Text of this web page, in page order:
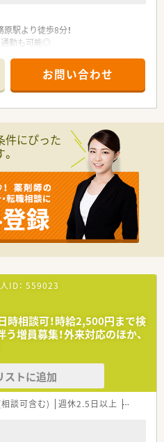
人が全面的にバックアップするた
価値の高い薬剤師へ成長できます。
駅より徒歩8分！
通勤も可能◎
しており、キッズスペース完備。
されますので、
なく、子育て経験も活かしていただ
ます ／
給！
、しっかりオンオフ切り替えられま
をサポートしあう風土があり、
ぼ100％！
グを取り入れており、
ます。
の勉強会・新薬勉強会・
研修など、
体制も充実◎
2001年4月に経営等統合を経て発
店舗ほど展開しており、
長期的にご活躍いただける企業で
せて選択できるため、
が限られている方でも安心してご
自宅通勤）
お問い合わせ
件にぴった
ID： 559023
時相談可！時給2,500円まで検
増員募集！外来対応のほか、
ストに追加
談可含む) 週休2.5日以上 週32h以